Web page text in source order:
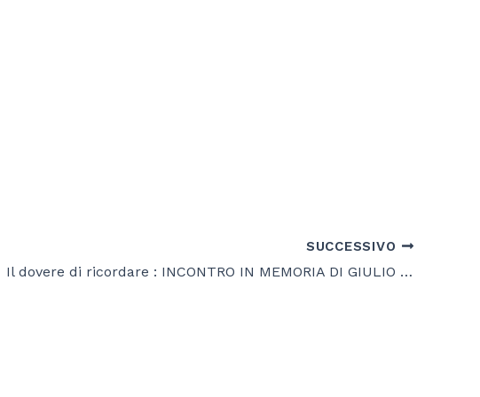
SUCCESSIVO
Il dovere di ricordare : INCONTRO IN MEMORIA DI GIULIO REGENI E GINO STRADA